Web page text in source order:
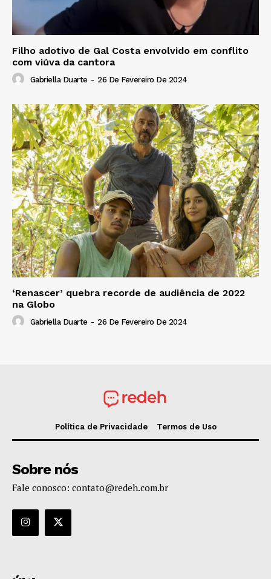
Filho adotivo de Gal Costa envolvido em conflito
com viúva da cantora
Gabriella Duarte - 26 De Fevereiro De 2024
‘Renascer’ quebra recorde de audiência de 2022
na Globo
Gabriella Duarte - 26 De Fevereiro De 2024
Política de Privacidade Termos de Uso
Sobre nós
Fale conosco: contato@redeh.com.br